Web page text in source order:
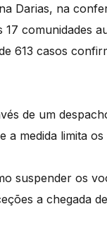
Darias, na
comunidades
613 casos
de um
medida limita
suspender os
a chegada